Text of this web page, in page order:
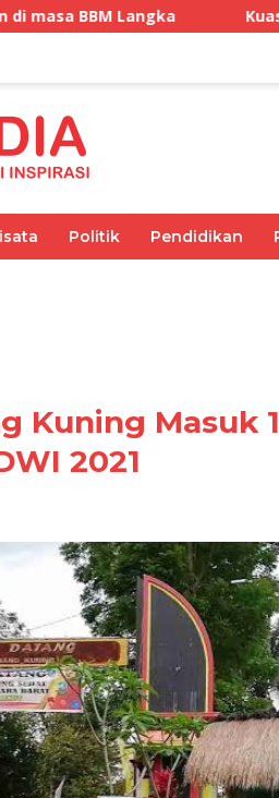
Kuasa Hukum: Putusan
Politik Pendidikan
Kuning Masuk
2021